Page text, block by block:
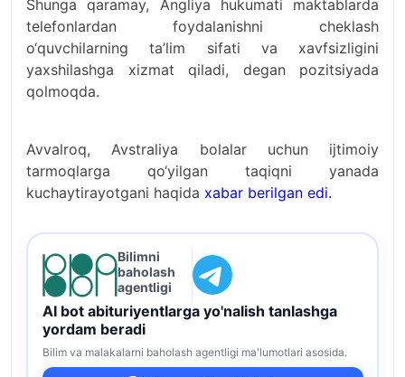
Shunga qaramay, Angliya hukumati maktablarda
telefonlardan foydalanishni cheklash
o‘quvchilarning ta’lim sifati va xavfsizligini
yaxshilashga xizmat qiladi, degan pozitsiyada
qolmoqda.
Avvalroq, Avstraliya bolalar uchun ijtimoiy
tarmoqlarga qo‘yilgan taqiqni yanada
kuchaytirayotgani haqida xabar berilgan edi.
Bilimni
baholash
agentligi
AI bot abituriyentlarga yo'nalish tanlashga
yordam beradi
Bilim va malakalarni baholash agentligi ma'lumotlari asosida.